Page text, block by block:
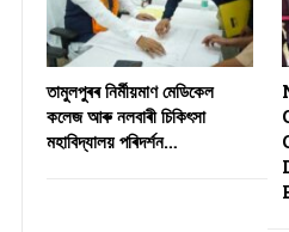
তামুলপুৰৰ নিৰ্মীয়মাণ মেডিকেল
কলেজ আৰু নলবাৰী চিকিৎসা
মহাবিদ্যালয় পৰিদৰ্শন…